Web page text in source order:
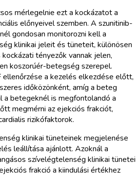
mérlegelnie ezt a kockázatot a
előnyeivel szemben. A szunitinib-
gondosan monitorozni kell a
klinikai jeleit és tüneteit, különösen
tényezők vannak jelen,
koszorúér-betegség szerepel.
ellenőrzése a kezelés elkezdése előtt,
időközönként, amíg a beteg
a betegeknél is megfontolandó a
megmérni az ejekciós frakciót,
rizikófaktorok.
klinikai tüneteinek megjelenése
leállítása ajánlott. Azoknál a
szívelégtelenség klinikai tünetei
frakció a kiindulási értékhez